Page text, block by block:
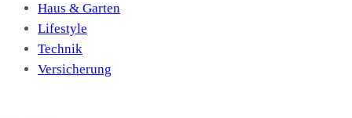
Haus & Garten
Lifestyle
Technik
Versicherung